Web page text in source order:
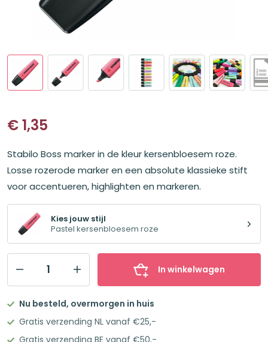
€1,35
Stabilo Boss marker in de kleur kersenbloesem roze.
Losse rozerode marker en een absolute klassieke stift
voor accentueren, highlighten en markeren.
Kies jouw stijl
Pastel kersenbloesem roze
ORIGINAL
Markeerstift
In winkelwagen
Nu besteld, overmorgen in huis
Gratis verzending NL vanaf €25,-